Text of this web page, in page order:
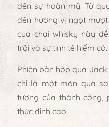
đến sự hoàn mỹ. Từ
đến hương vị ngọt
của chai whisky này
trội và sự tinh tế hiếm có.
Phiên bản hộp quà Jack
chỉ là một món quà
tượng của thành công,
thức đỉnh cao.